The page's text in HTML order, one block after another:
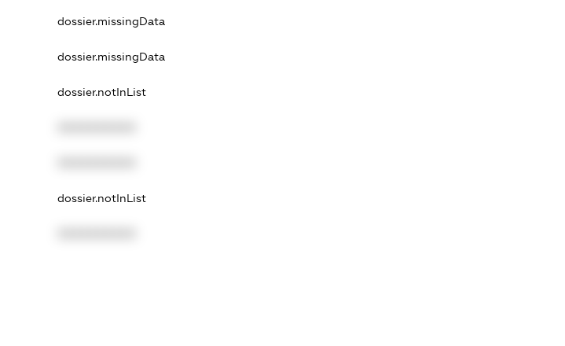
dossier.missingData
dossier.missingData
dossier.notInList
dossier.notInList